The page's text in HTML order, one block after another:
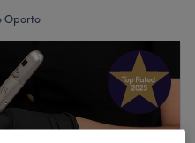
Oporto